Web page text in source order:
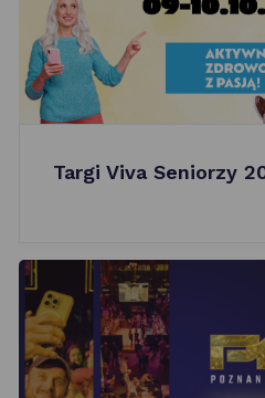
Targi Viva Seniorzy